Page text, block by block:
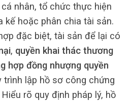
nhân, tổ chức thực hiện
kế hoặc phân chia tài sản.
đặc biệt, tài sản để lại có
, quyền khai thác thương
hợp đồng nhượng quyền
trình lập hồ sơ công chứng
rõ quy định pháp lý, hồ